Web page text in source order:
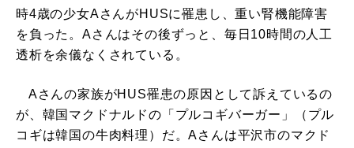
時4歳の少女AさんがHUSに罹患し、重い腎機能障害
を負った。Aさんはその後ずっと、毎日10時間の人工
透析を余儀なくされている。
Aさんの家族がHUS罹患の原因として訴えているの
が、韓国マクドナルドの「プルコギバーガー」（プル
コギは韓国の牛肉料理）だ。Aさんは平沢市のマクド